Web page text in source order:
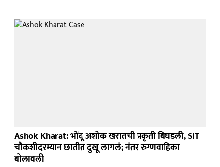
Ashok Kharat: भोंदू अशोक खरातची प्रकृती बिघडली, SIT
चौकशीदरम्यान छातीत दुखू लागलं; नंतर रुग्णवाहिका
बोलावली